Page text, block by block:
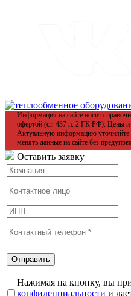
Информация на сайте носит
офертой (ст. 437 п. 2 ГК РФ). Цены и
Актуальную информацию
менять данные на сайте без
Оставить заявку
Нажимая на кнопку, вы
конфиденциальности и